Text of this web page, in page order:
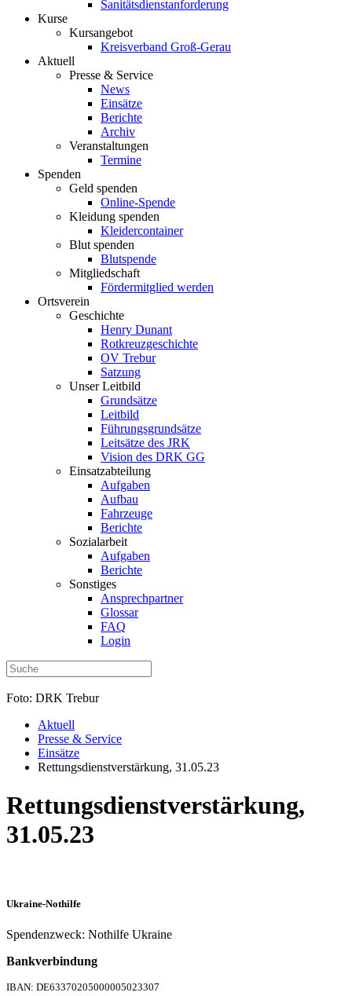
Sanitätsdienstanforderung
Kurse
Kursangebot
Kreisverband Groß-Gerau
Aktuell
Presse & Service
News
Einsätze
Berichte
Archiv
Veranstaltungen
Termine
Spenden
Geld spenden
Online-Spende
Kleidung spenden
Kleidercontainer
Blut spenden
Blutspende
Mitgliedschaft
Fördermitglied werden
Ortsverein
Geschichte
Henry Dunant
Rotkreuzgeschichte
OV Trebur
Satzung
Unser Leitbild
Grundsätze
Leitbild
Führungsgrundsätze
Leitsätze des JRK
Vision des DRK GG
Einsatzabteilung
Aufgaben
Aufbau
Fahrzeuge
Berichte
Sozialarbeit
Aufgaben
Berichte
Sonstiges
Ansprechpartner
Glossar
FAQ
Login
Foto: DRK Trebur
Aktuell
Presse & Service
Einsätze
Rettungsdienstverstärkung, 31.05.23
Rettungsdienstverstärkung,
31.05.23
Ukraine-Nothilfe
Spendenzweck: Nothilfe Ukraine
Bankverbindung
IBAN: DE63370205000005023307